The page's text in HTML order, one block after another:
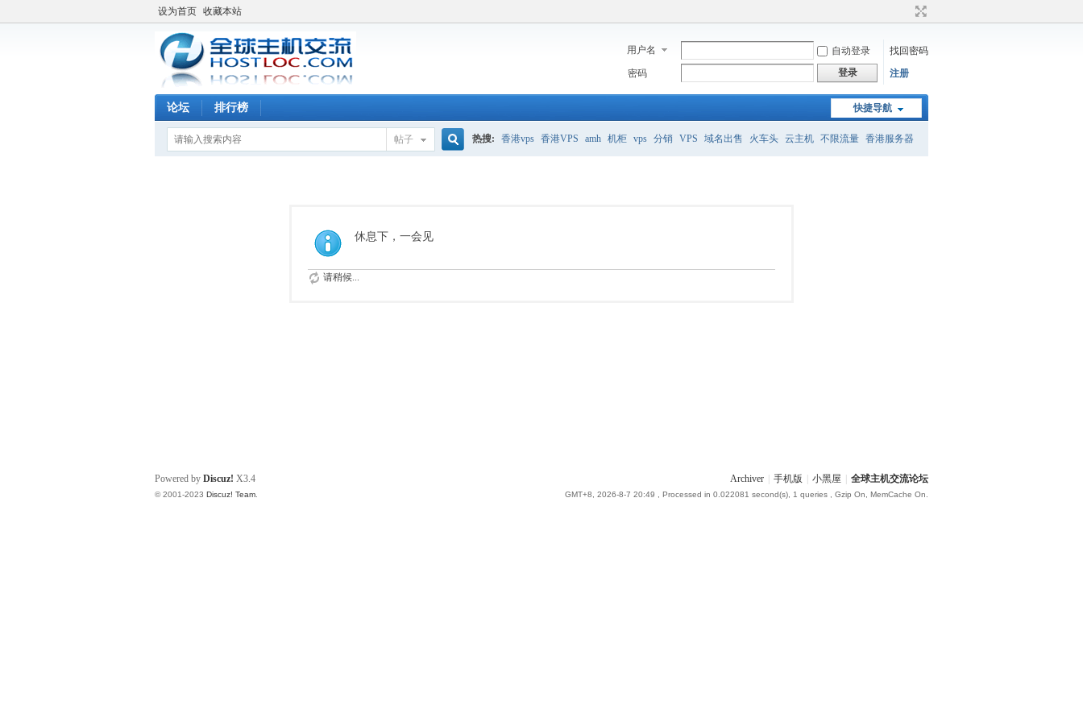
设为首页 收藏本站
用户名 自动登录
找回密码
密码
登录 注册
快捷导航
论坛 排行榜
帖子 热搜: 香港vps 香港VPS amh 机柜 vps 分销 VPS 域名出售 火车头 云主机 不限流量 香港服务器
休息下，一会见
请稍候...
Archiver 手机版 小黑屋 全球主机交流论坛
GMT+8, 2026-8-7 20:49 , Processed in 0.022081 second(s), 1 queries , Gzip On, MemCache On.
Powered by Discuz! X3.4
© 2001-2023 Discuz! Team